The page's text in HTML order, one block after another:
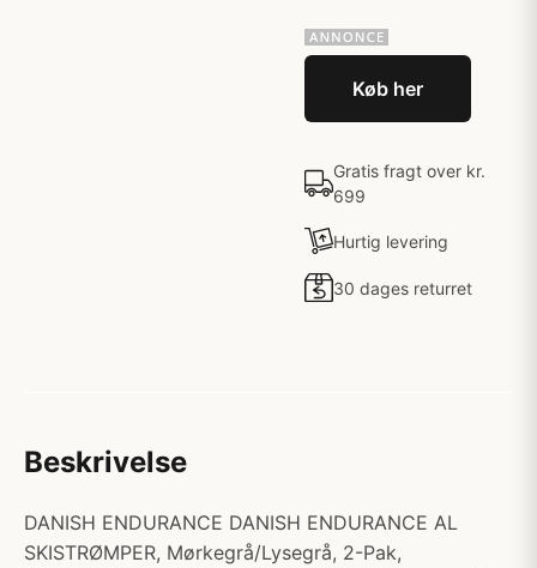
Køb her
Gratis fragt over kr.
699
Hurtig levering
30 dages returret
Beskrivelse
DANISH ENDURANCE DANISH ENDURANCE AL
SKISTRØMPER, Mørkegrå/Lysegrå, 2-Pak,